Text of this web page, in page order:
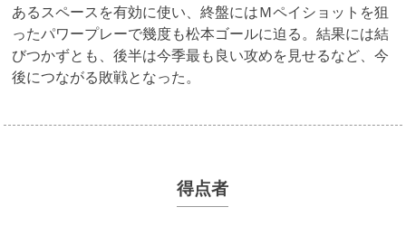
あるスペースを有効に使い、終盤にはＭペイショットを狙
ったパワープレーで幾度も松本ゴールに迫る。結果には結
びつかずとも、後半は今季最も良い攻めを見せるなど、今
後につながる敗戦となった。
得点者